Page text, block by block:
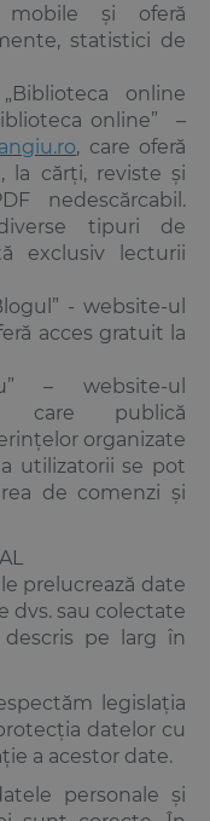
și oferă
statistici de
online
online” –
, care oferă
la cărți, reviste și
nedescărcabil.
tipuri de
exclusiv lecturii
- website-ul
acces gratuit la
– website-ul
publică
organizate
utilizatorii se pot
de comenzi și
prelucrează date
dvs. sau colectate
pe larg în
legislația
datelor cu
a acestor date.
personale și